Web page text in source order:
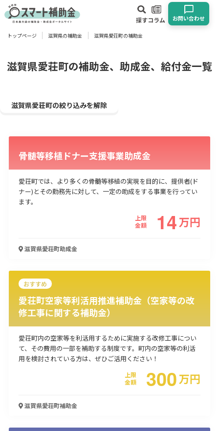
探すコラム お問い合わせ
対象
業種
物流・運輸業 製造業 情報通信業 卸売･小売業
飲食業
建設･不動産業
サービス業 医療･福祉 農業･林業
漁業
宿泊･旅館業
経営改善・経営強化
起業・創業
受付中のみ
トップページ 滋賀県の補助金 滋賀県愛荘町の補助金
滋賀県愛荘町の補助金、助成金、給付金一覧
滋賀県愛荘町の絞り込みを解除
骨髄等移植ドナー支援事業助成金
愛荘町では、より多くの骨髄等移植の実現を目的に、提供者(ド
ナー)とその勤務先に対して、一定の助成をする事業を行ってい
ます。
上限
金額
14万円
滋賀県愛荘町助成金
おすすめ
愛荘町空家等利活用推進補助金（空家等の改
修工事に関する補助金）
愛荘町内の空家等を利活用するために実施する改修工事につい
て、その費用の一部を補助する制度です。町内の空家等の利活
用を検討されている方は、ぜひご活用ください！
上限
金額
300万円
滋賀県愛荘町補助金